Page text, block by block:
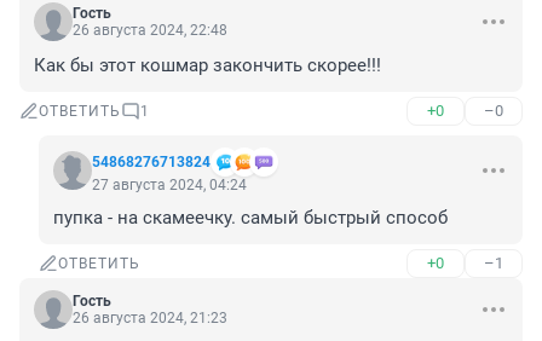
Гость
26 августа 2024, 22:48
Как бы этот кошмар закончить скорее!!!
ОТВЕТИТЬ 1 +0 –0
54868276713824
27 августа 2024, 04:24
пупка - на скамеечку. самый быстрый способ
ОТВЕТИТЬ +0 –1
Гость
26 августа 2024, 21:23